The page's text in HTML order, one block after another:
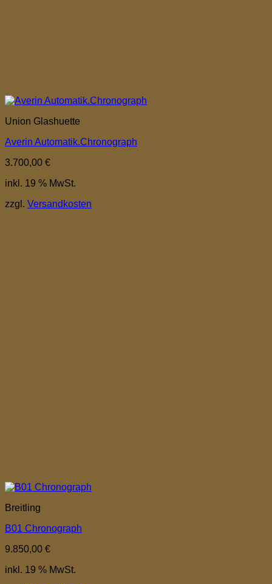
Union Glashuette
Averin Automatik.Chronograph
3.700,00 €
inkl. 19 % MwSt.
zzgl. Versandkosten
Breitling
B01 Chronograph
9.850,00 €
inkl. 19 % MwSt.